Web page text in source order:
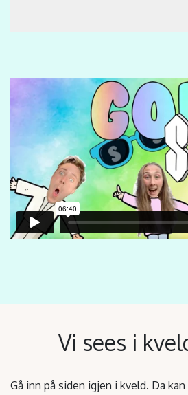
Vi sees i
Gå inn på siden igjen i kveld. Da